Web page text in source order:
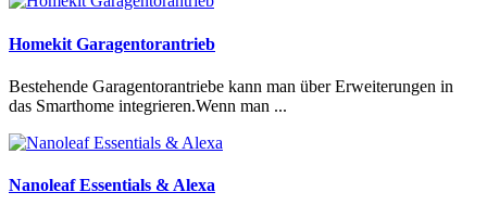
Homekit Garagentorantrieb
Bestehende Garagentorantriebe kann man über Erweiterungen in
das Smarthome integrieren.Wenn man ...
Nanoleaf Essentials & Alexa